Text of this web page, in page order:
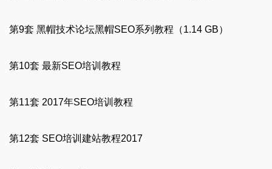
第9套 黑帽技术论坛黑帽SEO系列教程（1.14 GB）
第10套 最新SEO培训教程
第11套 2017年SEO培训教程
第12套 SEO培训建站教程2017